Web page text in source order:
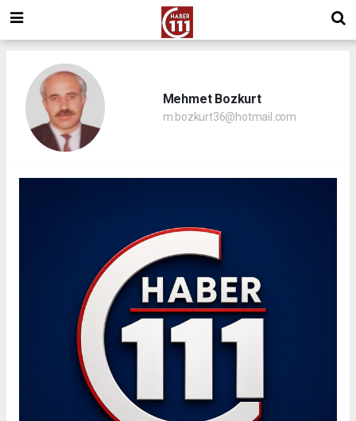
Mehmet Bozkurt
m.bozkurt36@hotmail.com